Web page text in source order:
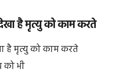
है मृत्यु को काम करते
है मृत्यु को काम करते
भी